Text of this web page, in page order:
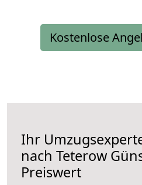
Kostenlose
Ihr
nach Teterow
Preiswert